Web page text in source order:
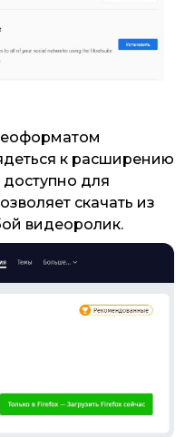
к расширению
для
скачать из
видеоролик.